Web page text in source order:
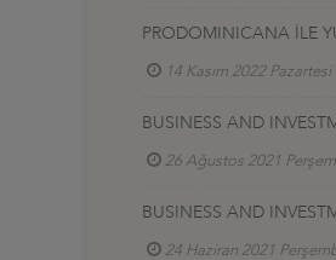
PRODOMINICANA İLE
14 Kasım 2022 Pazartesi
BUSINESS AND
26 Ağustos 2021
BUSINESS AND
24 Haziran 2021